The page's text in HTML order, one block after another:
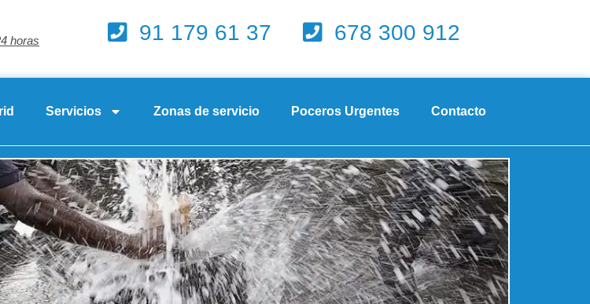
horas 91 179 61 37 678 300 912
Servicios Zonas de servicio Poceros Urgentes Contacto